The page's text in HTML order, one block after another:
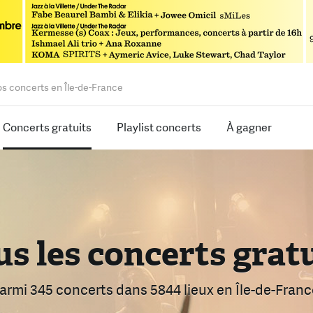
concerts en Île-de-France
Concerts gratuits Playlist concerts À gagner
les concerts
345 concerts dans 5844 lieuxen Île-de-
le bon
2472 concertsdans 5844 lieuxen Île-de-